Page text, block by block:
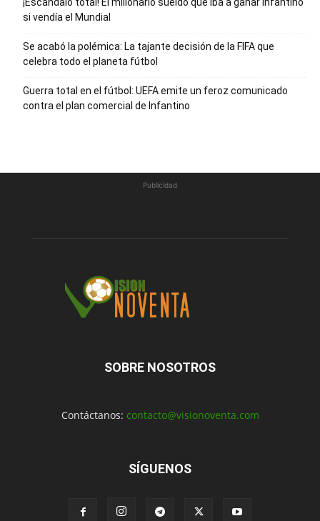
si vendía el Mundial
Se acabó la polémica: La tajante decisión de la FIFA que
celebra todo el planeta fútbol
Guerra total en el fútbol: UEFA emite un feroz comunicado
contra el plan comercial de Infantino
Publicidad
SOBRE NOSOTROS
Contáctanos: contacto@visionoventa.com
SÍGUENOS